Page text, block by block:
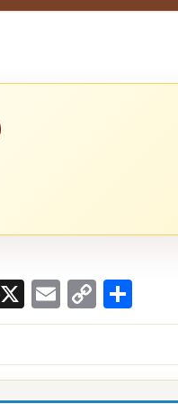
X Email
Copy
Link